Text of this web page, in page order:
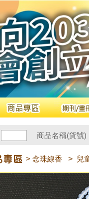
商品名稱(貨號
> 念珠線香 > 兒